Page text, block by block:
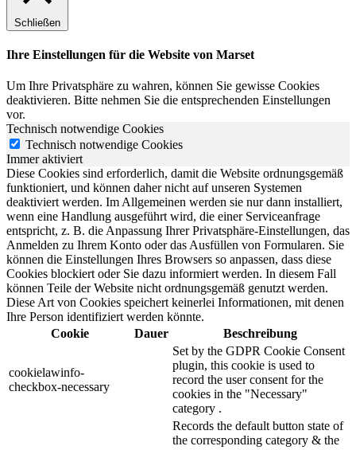
Schließen
Ihre Einstellungen für die Website von Marset
Um Ihre Privatsphäre zu wahren, können Sie gewisse Cookies
deaktivieren. Bitte nehmen Sie die entsprechenden Einstellungen
vor.
Technisch notwendige Cookies
Technisch notwendige Cookies
Immer aktiviert
Diese Cookies sind erforderlich, damit die Website ordnungsgemäß
funktioniert, und können daher nicht auf unseren Systemen
deaktiviert werden. Im Allgemeinen werden sie nur dann installiert,
wenn eine Handlung ausgeführt wird, die einer Serviceanfrage
entspricht, z. B. die Anpassung Ihrer Privatsphäre-Einstellungen, das
Anmelden zu Ihrem Konto oder das Ausfüllen von Formularen. Sie
können die Einstellungen Ihres Browsers so anpassen, dass diese
Cookies blockiert oder Sie dazu informiert werden. In diesem Fall
können Teile der Website nicht ordnungsgemäß genutzt werden.
Diese Art von Cookies speichert keinerlei Informationen, mit denen
Ihre Person identifiziert werden könnte.
Cookie
Dauer Beschreibung
cookielawinfo-
checkbox-necessary
Set by the GDPR Cookie Consent
plugin, this cookie is used to
record the user consent for the
cookies in the "Necessary"
category .
Records the default button state of
the corresponding category & the